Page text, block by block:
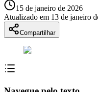
15 de janeiro de 2026
Atualizado em 13 de janeiro
Compartilhar